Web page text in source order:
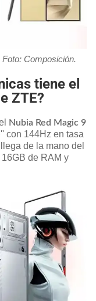
Composición.
tiene el
ZTE?
Nubia Red Magic 9
con 144Hz en tasa
de la mano del
de RAM y